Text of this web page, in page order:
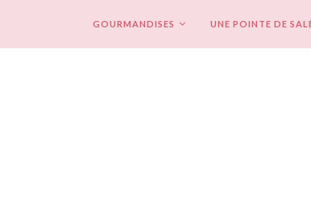
GOURMANDISES UNE POINTE DE